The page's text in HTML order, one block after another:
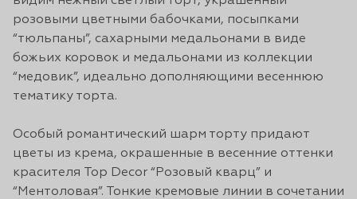
розовыми цветными бабочками, посыпками
“тюльпаны”, сахарными медальонами в виде
божьих коровок и медальонами из коллекции
“медовик”, идеально дополняющими весеннюю
тематику торта.
Особый романтический шарм торту придают
цветы из крема, окрашенные в весенние оттенки
красителя Top Decor “Розовый кварц” и
“Ментоловая”. Тонкие кремовые линии в сочетании